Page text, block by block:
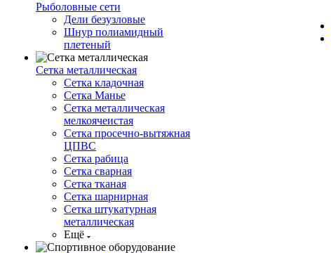
Рыболовные сети
Дели безузловые
Шнур полиамидный
плетеный
Сетка металлическая
Сетка кладочная
Сетка Манье
Сетка металлическая
мелкоячеистая
Сетка просечно-вытяжная
ЦПВС
Сетка рабица
Сетка сварная
Сетка тканая
Сетка шарнирная
Сетка штукатурная
металлическая
Ещё